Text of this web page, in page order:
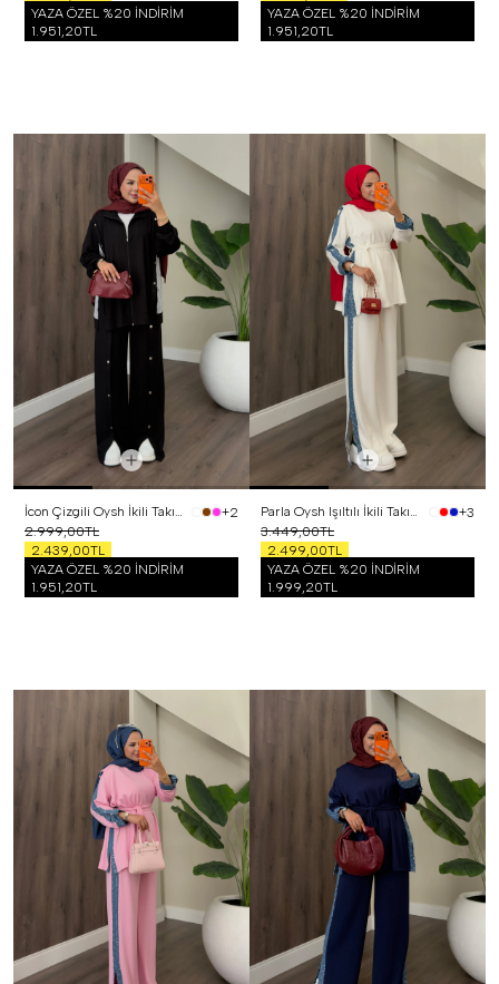
YAZA ÖZEL %20 İNDİRİM
1.951,20TL
YAZA ÖZEL %20 İNDİRİM
1.951,20TL
İcon Çizgili Oysh İkili Takım Siyah
+2
2.999,00TL
2.439,00TL
YAZA ÖZEL %20 İNDİRİM
1.951,20TL
Parla Oysh Işıltılı İkili Takım Beyaz
+3
3.449,00TL
2.499,00TL
YAZA ÖZEL %20 İNDİRİM
1.999,20TL